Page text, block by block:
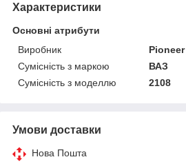
Характеристики
Основні атрибути
Виробник
Pioneer
Сумісність з маркою
ВАЗ
Сумісність з моделлю
2108
Умови доставки
Нова Пошта